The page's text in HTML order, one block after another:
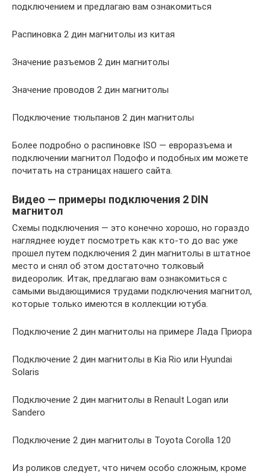
подключением и предлагаю вам ознакомиться
Распиновка 2 дин магнитолы из китая
Значение разъемов 2 дин магнитолы
Значение проводов 2 дин магнитолы
Подключение тюльпанов 2 дин магнитолы
Более подробно о распиновке ISO — евроразъема и
подключении магнитол Подофо и подобных им можете
почитать на страницах нашего сайта.
Видео — примеры подключения 2 DIN
магнитол
Схемы подключения — это конечно хорошо, но гораздо
нагляднее юудет посмотреть как кто-то до вас уже
прошел путем подключения 2 дин магнитолы в штатное
место и снял об этом достаточно толковый
видеоролик. Итак, предлагаю вам ознакомиться с
самыми выдающимися трудами подключения магнитол,
которые только имеются в коллекции ютуба.
Подключение 2 дин магнитолы на примере Лада Приора
Подключение 2 дин магнитолы в Kia Rio или Hyundai
Solaris
Подключение 2 дин магнитолы в Renault Logan или
Sandero
Подключение 2 дин магнитолы в Toyota Corolla 120
Из роликов следует, что ничем особо сложным, кроме